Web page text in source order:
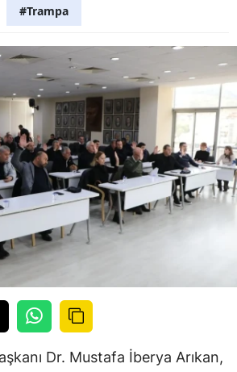
#Trampa
Dr. Mustafa İberya Arıkan,